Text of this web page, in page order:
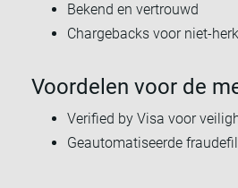
Bekend en vertrouwd
Chargebacks voor niet-
Voordelen voor de
Verified by Visa voor
Geautomatiseerde